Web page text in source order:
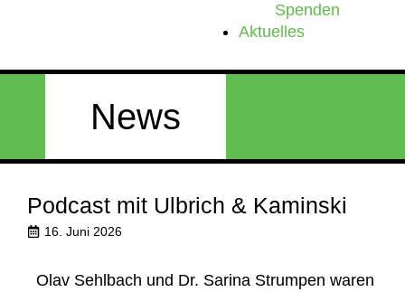
Spenden
Aktuelles
News
Podcast mit Ulbrich & Kaminski
16. Juni 2026
Olav Sehlbach und Dr. Sarina Strumpen waren